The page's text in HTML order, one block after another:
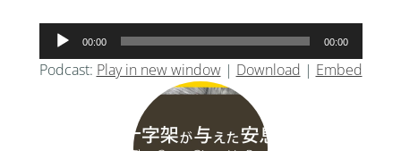
声
プ
00:00 00:00
Podcast: Play in new window| Download | Embed